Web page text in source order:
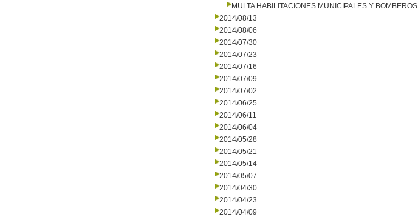
MULTA HABILITACIONES MUNICIPALES Y BOMBEROS
2014/08/13
2014/08/06
2014/07/30
2014/07/23
2014/07/16
2014/07/09
2014/07/02
2014/06/25
2014/06/11
2014/06/04
2014/05/28
2014/05/21
2014/05/14
2014/05/07
2014/04/30
2014/04/23
2014/04/09